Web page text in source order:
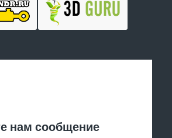
нам сообщение